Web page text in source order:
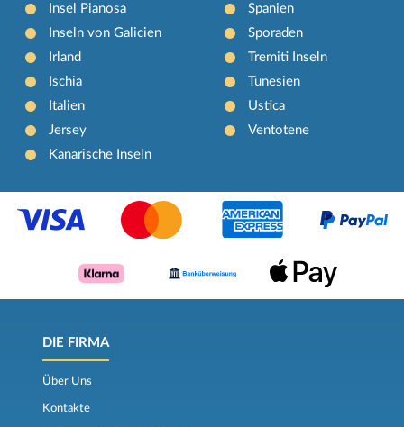
Insel Pianosa
Inseln von Galicien
Irland
Ischia
Italien
Jersey
Kanarische Inseln
Spanien
Sporaden
Tremiti Inseln
Tunesien
Ustica
Ventotene
DIE FIRMA
Über Uns
Kontakte